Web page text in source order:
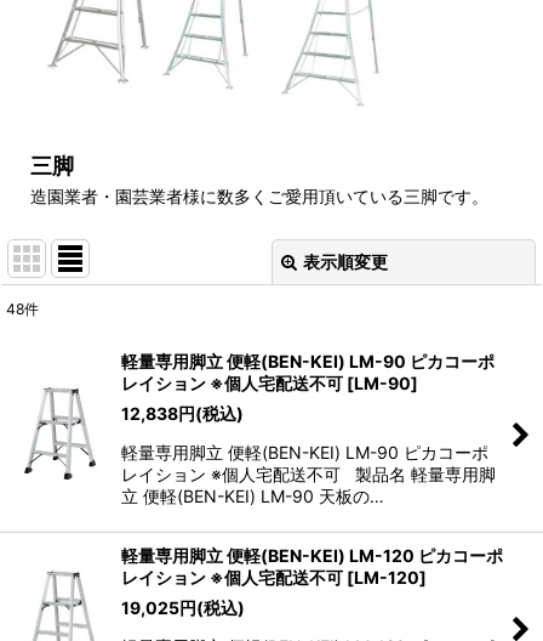
三脚
造園業者・園芸業者様に数多くご愛用頂いている三脚です。
表示順変更
表示数:
並び順
絞り込む
48件
軽量専用脚立 便軽(BEN-KEI) LM-90 ピカコーポ
レイション ※個人宅配送不可 [LM-90]
12,838円(税込)
軽量専用脚立 便軽(BEN-KEI) LM-90 ピカコーポ
レイション ※個人宅配送不可 製品名 軽量専用脚
立 便軽(BEN-KEI) LM-90 天板の…
軽量専用脚立 便軽(BEN-KEI) LM-120 ピカコーポ
レイション ※個人宅配送不可 [LM-120]
19,025円(税込)